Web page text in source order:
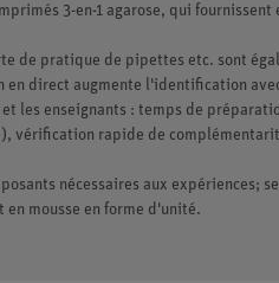
3-en-1 agarose, qui
de pratique de pipettes etc. sont
en direct augmente l'identification
les enseignants : temps de
vérification rapide de
nécessaires aux expériences;
mousse en forme d'unité.